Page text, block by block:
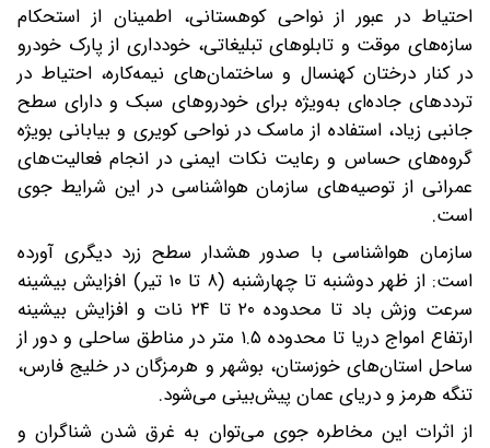
احتیاط در عبور از نواحی کوهستانی، اطمینان از استحکام‌
سازه‌های موقت و تابلوهای تبلیغاتی، خودداری از پارک خودرو
در کنار درختان کهنسال و ساختمان‌های نیمه‌کاره، احتیاط در
ترددهای جاده‌ای به‌ویژه برای خودروهای سبک و دارای سطح
جانبی زیاد، استفاده از ماسک در نواحی کویری و بیابانی بویژه
گروه‌های حساس و رعایت نکات ایمنی در انجام فعالیت‌های
عمرانی از توصیه‌های سازمان هواشناسی در این شرایط جوی
است.
سازمان هواشناسی با صدور هشدار سطح زرد دیگری آورده
است: از ظهر دوشنبه تا چهارشنبه (۸ تا ۱۰ تیر) افزایش بیشینه
سرعت وزش باد تا محدوده ۲۰ تا ۲۴ نات و افزایش بیشینه
ارتفاع امواج دریا تا محدوده ۱.۵ متر در مناطق ساحلی و دور از
ساحل استان‌های خوزستان، بوشهر و هرمزگان در خلیج فارس،
تنگه هرمز و دریای عمان پیش‌بینی می‌شود.
از اثرات این مخاطره جوی می‌توان به غرق شدن شناگران و